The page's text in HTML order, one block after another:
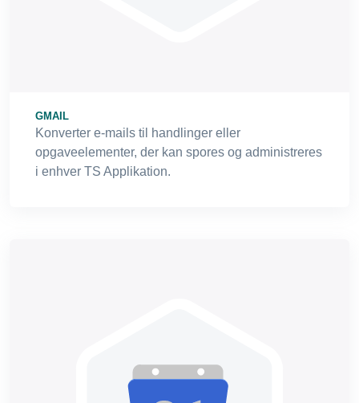
GMAIL
Konverter e-mails til handlinger eller
opgaveelementer, der kan spores og administreres
i enhver TS Applikation.